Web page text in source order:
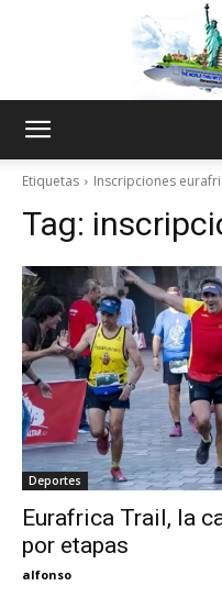
Etiquetas Inscripciones
Tag:
Deportes
Eurafrica Trail, la
por etapas
alfonso